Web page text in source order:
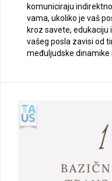
komuniciraju
vama, ukoliko je vaš
kroz savete,
vašeg posla zavisi od
međuljudske dinamike